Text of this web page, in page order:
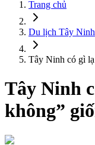
Trang chủ
Du lịch Tây Ninh
Tây Ninh có gì
Tây Ninh
không”